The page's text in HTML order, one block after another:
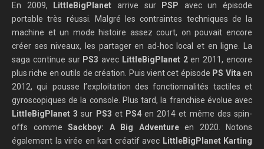
En 2009, LittleBigPlanet arrive sur PSP avec un épisode
portable très réussi. Malgré les contraintes techniques de la
machine et un mode histoire assez court, on pouvait encore
créer ses niveaux, les partager en ad-hoc local et en ligne. La
saga continue sur PS3 avec LittleBigPlanet 2en 2011, encore
plus riche en outils de création. Puis vient cet épisode PS Vita en
2012, qui pousse l’exploitation des fonctionnalités tactiles et
gyroscopiques de la console. Plus tard, la franchise évolue avec
LittleBigPlanet 3 sur PS3 et PS4en 2014 et même des spin-
offs comme Sackboy: A Big Adventureen 2020. Notons
également la virée en kart créatif avec LittleBigPlanet Karting